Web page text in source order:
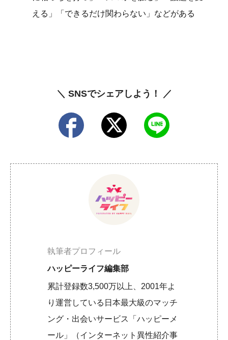
える」「できるだけ関わらない」などがある
＼ SNSでシェアしよう！ ／
執筆者プロフィール
ハッピーライフ編集部
累計登録数3,500万以上、2001年よ
り運営している日本最大級のマッチ
ング・出会いサービス「ハッピーメ
ール」（インターネット異性紹介事